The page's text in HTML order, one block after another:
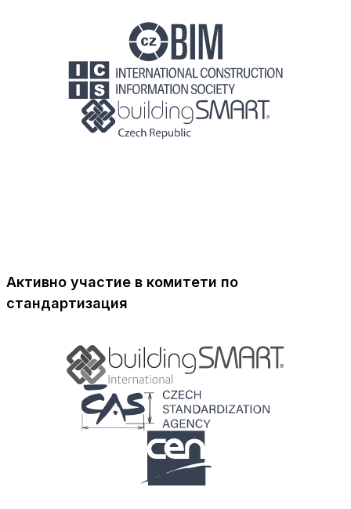
Активно участие в комитети по
стандартизация